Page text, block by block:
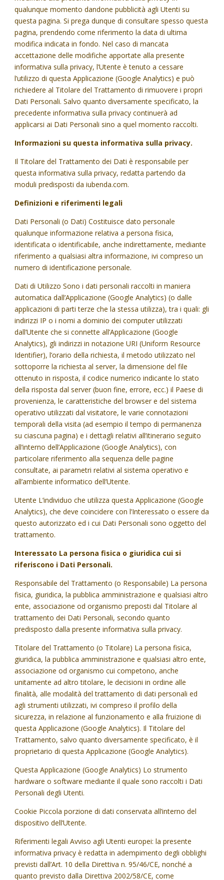
qualunque momento dandone pubblicità agli Utenti su
questa pagina. Si prega dunque di consultare spesso questa
pagina, prendendo come riferimento la data di ultima
modifica indicata in fondo. Nel caso di mancata
accettazione delle modifiche apportate alla presente
informativa sulla privacy, l’Utente è tenuto a cessare
l’utilizzo di questa Applicazione (Google Analytics) e può
richiedere al Titolare del Trattamento di rimuovere i propri
Dati Personali. Salvo quanto diversamente specificato, la
precedente informativa sulla privacy continuerà ad
applicarsi ai Dati Personali sino a quel momento raccolti.
Informazioni su questa informativa sulla privacy.
Il Titolare del Trattamento dei Dati è responsabile per
questa informativa sulla privacy, redatta partendo da
moduli predisposti da iubenda.com.
Definizioni e riferimenti legali
Dati Personali (o Dati) Costituisce dato personale
qualunque informazione relativa a persona fisica,
identificata o identificabile, anche indirettamente, mediante
riferimento a qualsiasi altra informazione, ivi compreso un
numero di identificazione personale.
Dati di Utilizzo Sono i dati personali raccolti in maniera
automatica dall’Applicazione (Google Analytics) (o dalle
applicazioni di parti terze che la stessa utilizza), tra i quali: gli
indirizzi IP o i nomi a dominio dei computer utilizzati
dall’Utente che si connette all’Applicazione (Google
Analytics), gli indirizzi in notazione URI (Uniform Resource
Identifier), l’orario della richiesta, il metodo utilizzato nel
sottoporre la richiesta al server, la dimensione del file
ottenuto in risposta, il codice numerico indicante lo stato
della risposta dal server (buon fine, errore, ecc.) il Paese di
provenienza, le caratteristiche del browser e del sistema
operativo utilizzati dal visitatore, le varie connotazioni
temporali della visita (ad esempio il tempo di permanenza
su ciascuna pagina) e i dettagli relativi all’itinerario seguito
all’interno dell’Applicazione (Google Analytics), con
particolare riferimento alla sequenza delle pagine
consultate, ai parametri relativi al sistema operativo e
all’ambiente informatico dell’Utente.
Utente L’individuo che utilizza questa Applicazione (Google
Analytics), che deve coincidere con l’Interessato o essere da
questo autorizzato ed i cui Dati Personali sono oggetto del
trattamento.
Interessato La persona fisica o giuridica cui si
riferiscono i Dati Personali.
Responsabile del Trattamento (o Responsabile) La persona
fisica, giuridica, la pubblica amministrazione e qualsiasi altro
ente, associazione od organismo preposti dal Titolare al
trattamento dei Dati Personali, secondo quanto
predisposto dalla presente informativa sulla privacy.
Titolare del Trattamento (o Titolare) La persona fisica,
giuridica, la pubblica amministrazione e qualsiasi altro ente,
associazione od organismo cui competono, anche
unitamente ad altro titolare, le decisioni in ordine alle
finalità, alle modalità del trattamento di dati personali ed
agli strumenti utilizzati, ivi compreso il profilo della
sicurezza, in relazione al funzionamento e alla fruizione di
questa Applicazione (Google Analytics). Il Titolare del
Trattamento, salvo quanto diversamente specificato, è il
proprietario di questa Applicazione (Google Analytics).
Questa Applicazione (Google Analytics) Lo strumento
hardware o software mediante il quale sono raccolti i Dati
Personali degli Utenti.
Cookie Piccola porzione di dati conservata all’interno del
dispositivo dell’Utente.
Riferimenti legali Avviso agli Utenti europei: la presente
informativa privacy è redatta in adempimento degli obblighi
previsti dall’Art. 10 della Direttiva n. 95/46/CE, nonché a
quanto previsto dalla Direttiva 2002/58/CE, come